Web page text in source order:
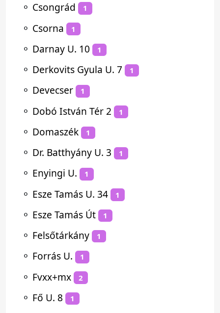
⚬ Csongrád 1
⚬ Csorna 1
⚬ Darnay U. 10 1
⚬ Derkovits Gyula U. 7 1
⚬ Devecser 1
⚬ Dobó István Tér 2 1
⚬ Domaszék 1
⚬ Dr. Batthyány U. 3 1
⚬ Enyingi U. 1
⚬ Esze Tamás U. 34 1
⚬ Esze Tamás Út 1
⚬ Felsőtárkány 1
⚬ Forrás U. 1
⚬ Fvxx+mx 2
⚬ Fő U. 8 1